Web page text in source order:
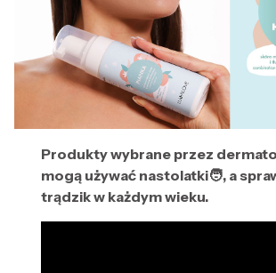
Produkty wybrane przez
mogą używać nastolatki🧑, a
trądzik w każdym wieku.